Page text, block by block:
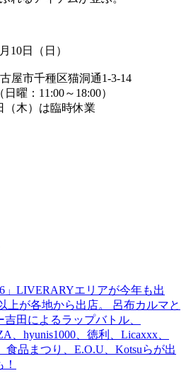
10日（日）
屋市千種区猫洞通1-3-14
曜：11:00～18:00）
（木）は臨時休業
」LIVERARYエリアが今年も出
上が各地から出店。 呂布カルマと
吉田によるラップバトル、
、hyunis1000、徳利、Licaxxx、
品まつり、E.O.U、Kotsuらが出